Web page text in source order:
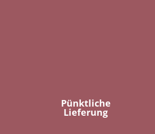
Pünktliche
Lieferung